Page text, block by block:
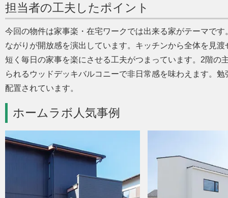
担当者の工夫したポイント
今回の物件は家事楽・在宅ワークでは出来る家がテーマで
ながりが開放感を演出しています。キッチンから全体を見
短く毎日の家事を楽にさせる工夫がつまっています。2階の
られるウッドデッキバルコニーで非日常感を味わえます。
配置されています。
ホームラボ人気事例